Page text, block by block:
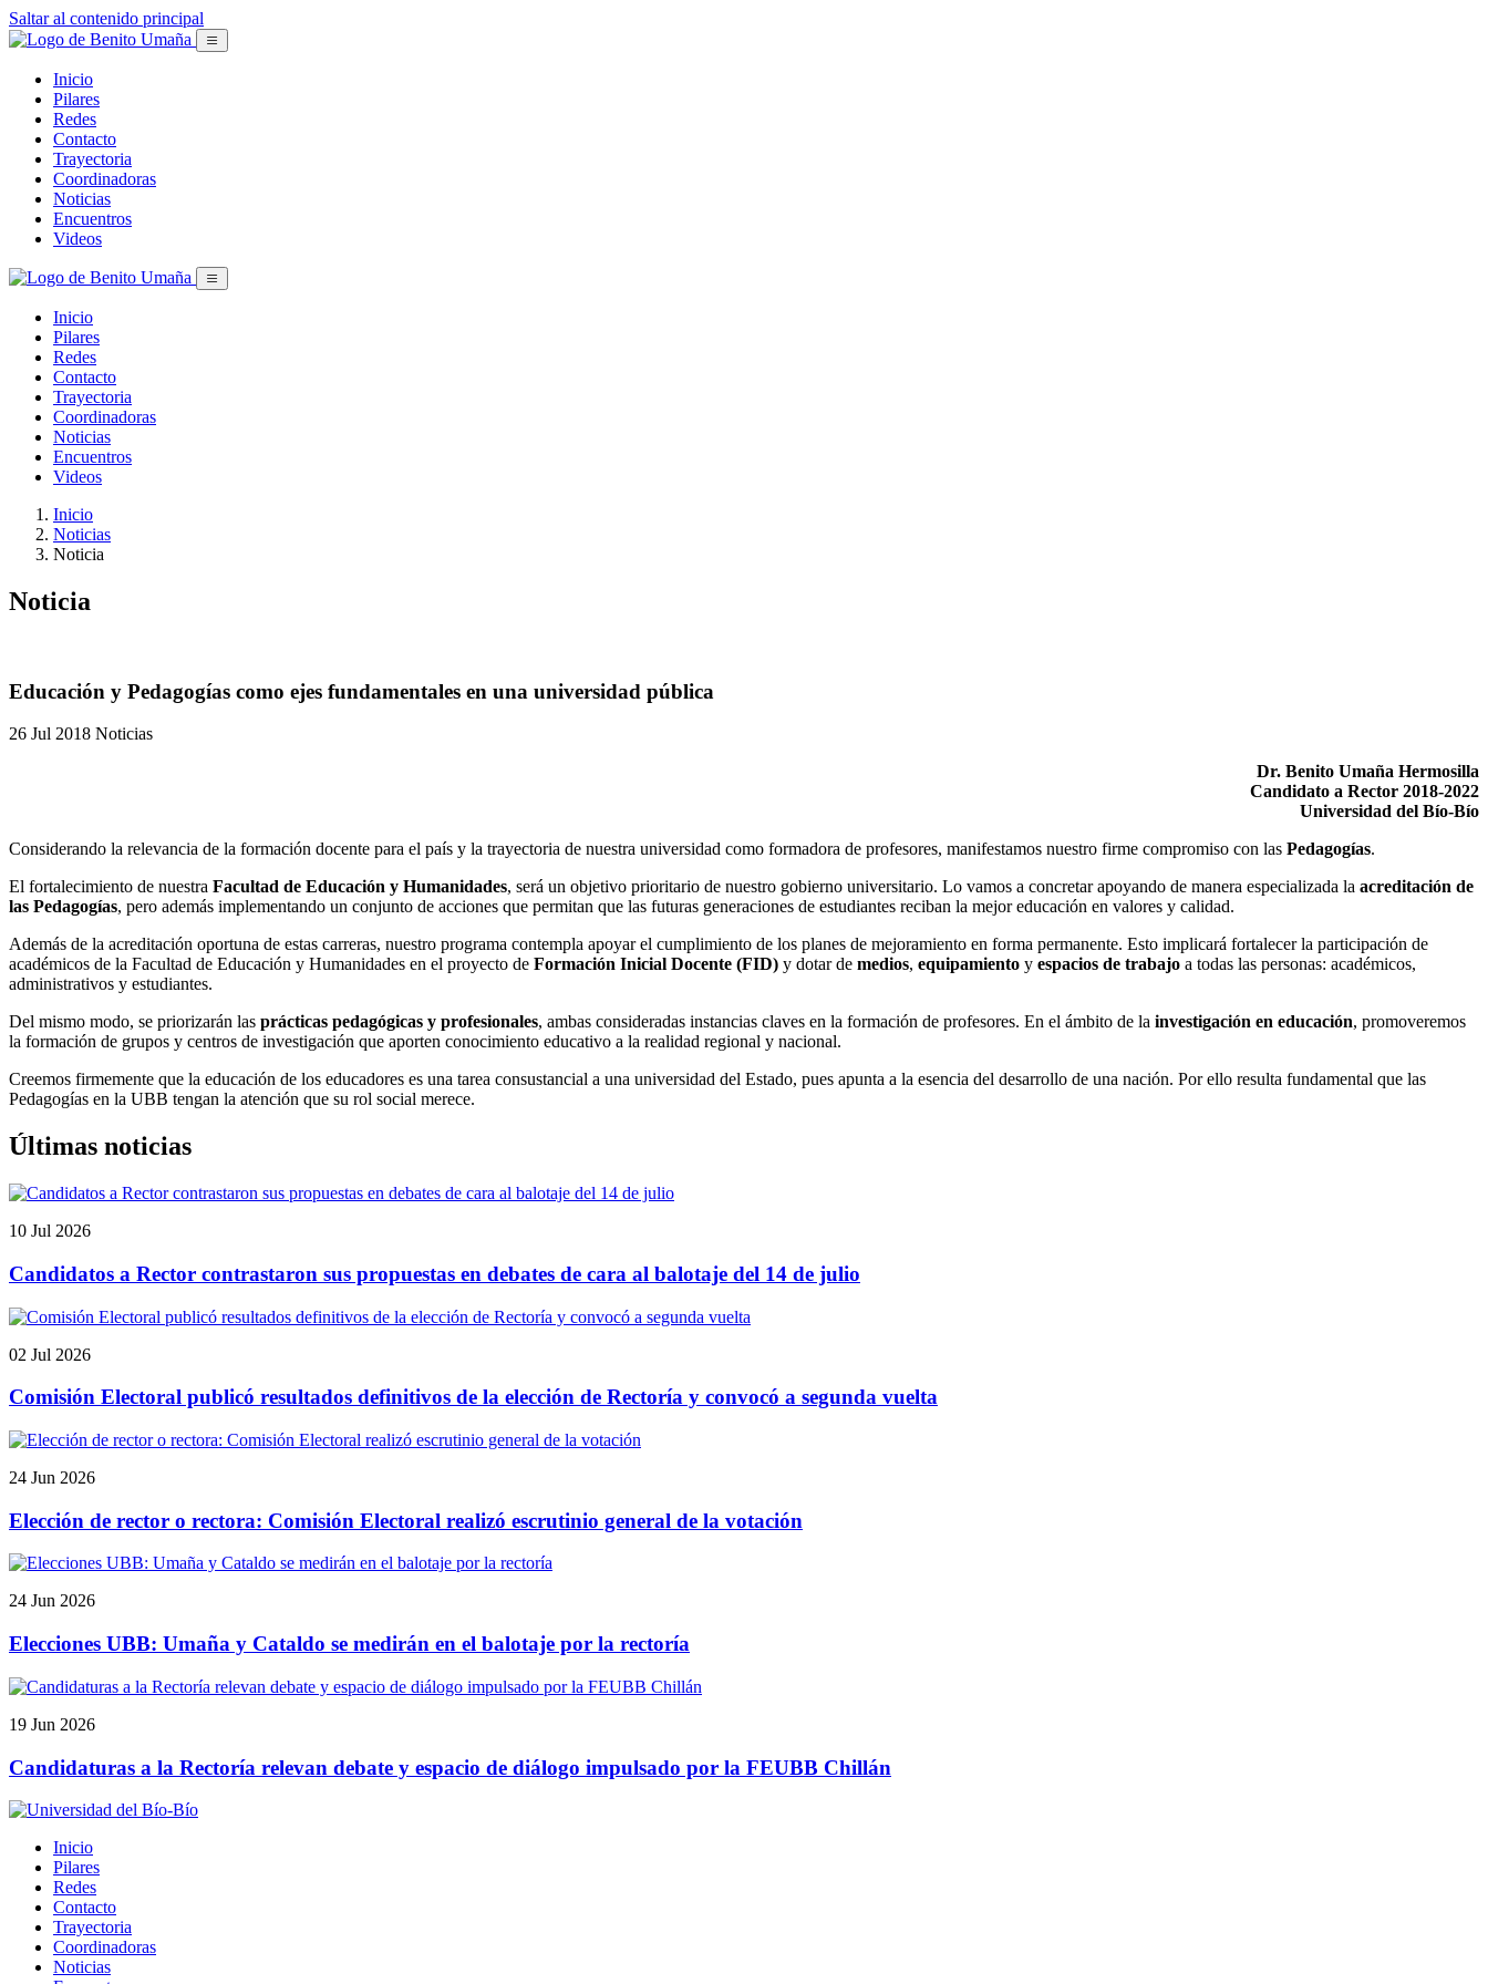
Saltar al contenido principal
Inicio
Pilares
Redes
Contacto
Trayectoria
Coordinadoras
Noticias
Encuentros
Videos
Inicio
Pilares
Redes
Contacto
Trayectoria
Coordinadoras
Noticias
Encuentros
Videos
Inicio
Noticias
Noticia
Noticia
Educación y Pedagogías como ejes fundamentales en una universidad pública
26 Jul 2018 Noticias
Dr. Benito Umaña Hermosilla
Candidato a Rector 2018-2022
Universidad del Bío-Bío
Considerando la relevancia de la formación docente para el país y la trayectoria de nuestra universidad como formadora de profesores, manifestamos nuestro firme compromiso con las Pedagogías.
El fortalecimiento de nuestra Facultad de Educación y Humanidades, será un objetivo prioritario de nuestro gobierno universitario. Lo vamos a concretar apoyando de manera especializada la acreditación de
las Pedagogías, pero además implementando un conjunto de acciones que permitan que las futuras generaciones de estudiantes reciban la mejor educación en valores y calidad.
Además de la acreditación oportuna de estas carreras, nuestro programa contempla apoyar el cumplimiento de los planes de mejoramiento en forma permanente. Esto implicará fortalecer la participación de
académicos de la Facultad de Educación y Humanidades en el proyecto de Formación Inicial Docente (FID) y dotar de medios, equipamiento y espacios de trabajo a todas las personas: académicos,
administrativos y estudiantes.
Del mismo modo, se priorizarán las prácticas pedagógicas y profesionales, ambas consideradas instancias claves en la formación de profesores. En el ámbito de la investigación en educación, promoveremos
la formación de grupos y centros de investigación que aporten conocimiento educativo a la realidad regional y nacional.
Creemos firmemente que la educación de los educadores es una tarea consustancial a una universidad del Estado, pues apunta a la esencia del desarrollo de una nación. Por ello resulta fundamental que las
Pedagogías en la UBB tengan la atención que su rol social merece.
Últimas noticias
10 Jul 2026
Candidatos a Rector contrastaron sus propuestas en debates de cara al balotaje del 14 de julio
02 Jul 2026
Comisión Electoral publicó resultados definitivos de la elección de Rectoría y convocó a segunda vuelta
24 Jun 2026
Elección de rector o rectora: Comisión Electoral realizó escrutinio general de la votación
24 Jun 2026
Elecciones UBB: Umaña y Cataldo se medirán en el balotaje por la rectoría
19 Jun 2026
Candidaturas a la Rectoría relevan debate y espacio de diálogo impulsado por la FEUBB Chillán
Inicio
Pilares
Redes
Contacto
Trayectoria
Coordinadoras
Noticias